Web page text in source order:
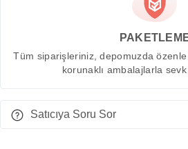
Tüm siparişleriniz, depomuzda
korunaklı ambalajlarla
Satıcıya Soru Sor